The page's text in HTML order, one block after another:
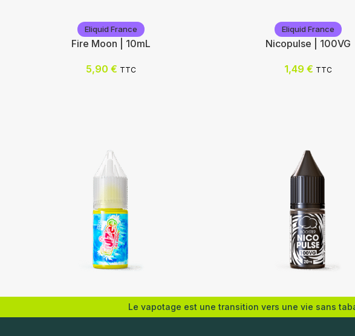
Eliquid France
Fire Moon | 10mL
5,90 € TTC
Eliquid France
Nicopulse | 100VG
1,49 € TTC
Le vapotage est une transition vers une vie sans